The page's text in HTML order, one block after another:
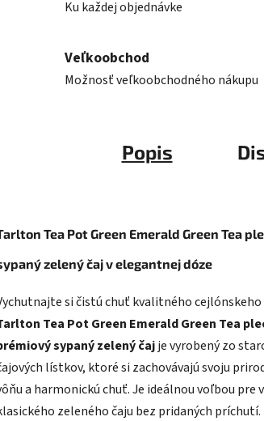
Ku každej objednávke
Veľkoobchod
Možnosť veľkoobchodného nákupu
Popis
Tea Pot Green Emerald Green Tea
zelený čaj v elegantnej dóze
si čistú chuť kvalitného cejlónskeho
Tea Pot Green Emerald Green Tea
sypaný zelený čajje vyrobený zo
lístkov, ktoré si zachovávajú svoju
a harmonickú chuť. Je ideálnou voľbou pre
zeleného čaju bez pridaných príchutí.